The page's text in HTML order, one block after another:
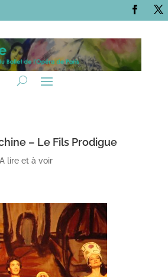
– Le Fils Prodigue
A lire et à voir